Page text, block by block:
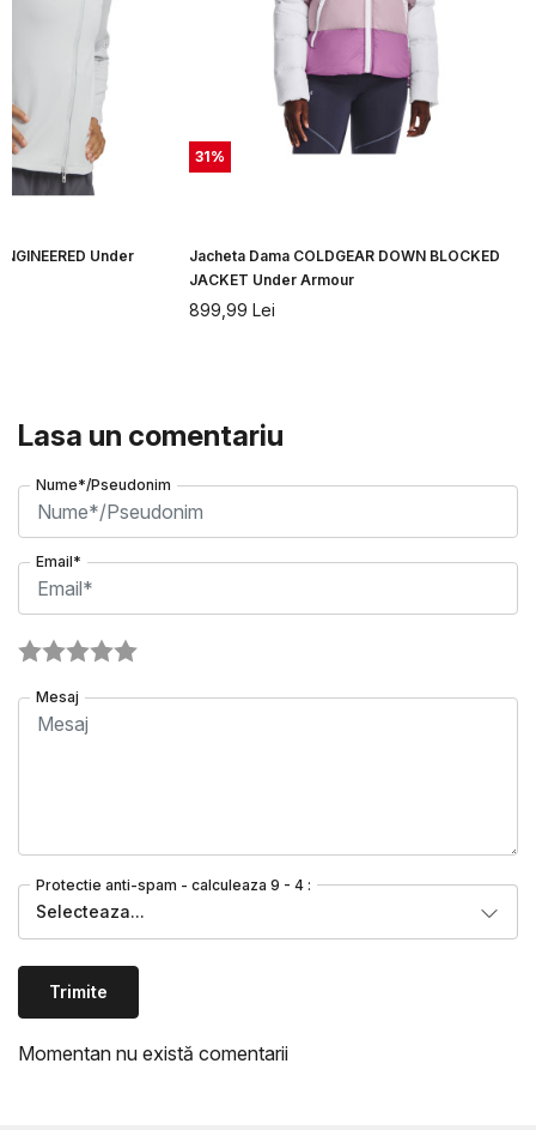
Under
31%
Jacheta Dama COLDGEAR DOWN BLOCKED
JACKET Under Armour
899,99 Lei
Lasa un comentariu
Nume*/Pseudonim
Email*
Mesaj
Protectie anti-spam - calculeaza 9 - 4 :
Selecteaza...
Trimite
Momentan nu există comentarii